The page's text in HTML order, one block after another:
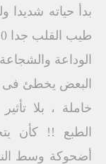
بدأ حياته
طيب القلب جدا 0
الوداعة
البعض يخطئ فى
خاملة ، بلا
الطبع ‍‍‍‍‍‍‍‍‍‍‍!! كأن
أضحوكة وسط